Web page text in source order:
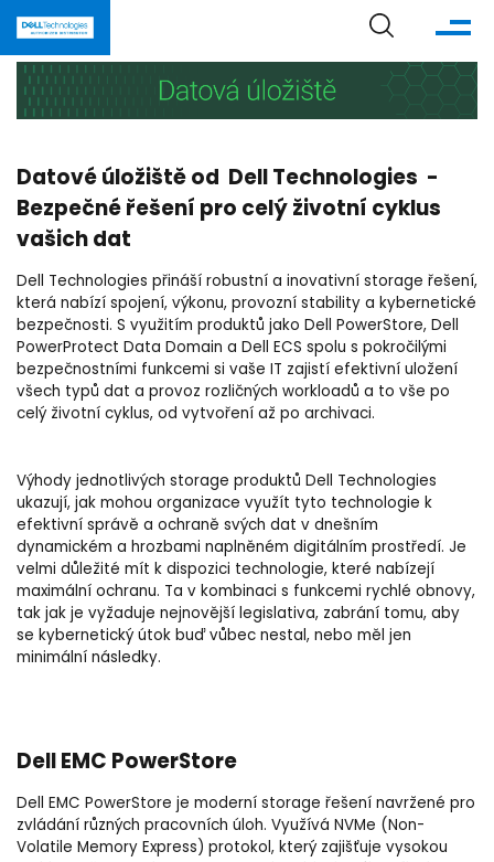
Datové úložiště od Dell Technologies -
Bezpečné řešení pro celý životní cyklus
vašich dat
Dell Technologies přináší robustní a inovativní storage řešení,
která nabízí spojení, výkonu, provozní stability a kybernetické
bezpečnosti. S využitím produktů jako Dell PowerStore, Dell
PowerProtect Data Domain a Dell ECS spolu s pokročilými
bezpečnostními funkcemi si vaše IT zajistí efektivní uložení
všech typů dat a provoz rozličných workloadů a to vše po
celý životní cyklus, od vytvoření až po archivaci.
Výhody jednotlivých storage produktů Dell Technologies
ukazují, jak mohou organizace využít tyto technologie k
efektivní správě a ochraně svých dat v dnešním
dynamickém a hrozbami naplněném digitálním prostředí. Je
velmi důležité mít k dispozici technologie, které nabízejí
maximální ochranu. Ta v kombinaci s funkcemi rychlé obnovy,
tak jak je vyžaduje nejnovější legislativa, zabrání tomu, aby
se kybernetický útok buď vůbec nestal, nebo měl jen
minimální následky.
Dell EMC PowerStore
Dell EMC PowerStore je moderní storage řešení navržené pro
zvládání různých pracovních úloh. Využívá NVMe (Non-
Volatile Memory Express) protokol, který zajišťuje vysokou